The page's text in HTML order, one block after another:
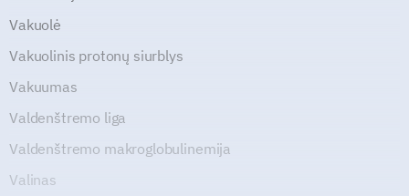
Vakuolė
Vakuolinis protonų siurblys
Vakuumas
Valdenštremo liga
Valdenštremo makroglobulinemija
Valinas